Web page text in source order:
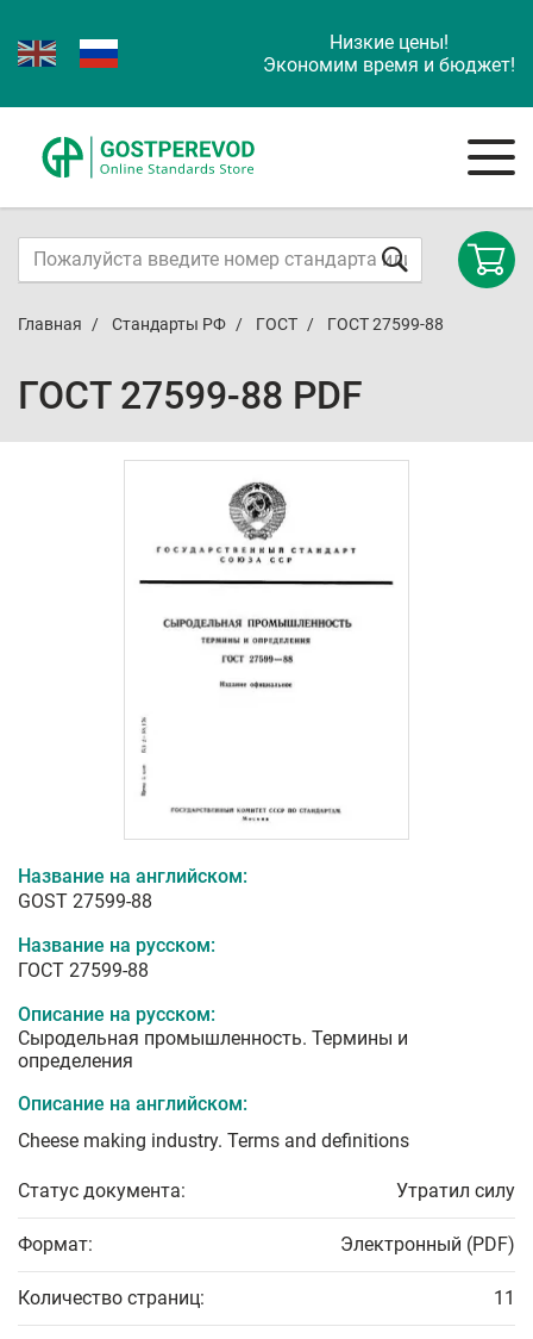
Низкие цены!
Экономим время и бюджет!
Главная Стандарты РФ ГОСТ ГОСТ 27599-88
ГОСТ 27599-88 PDF
Название на английском:
GOST 27599-88
Название на русском:
ГОСТ 27599-88
Описание на русском:
Сыродельная промышленность. Термины и
определения
Описание на английском:
Cheese making industry. Terms and definitions
Статус документа: Утратил силу
Формат: Электронный (PDF)
Количество страниц: 11